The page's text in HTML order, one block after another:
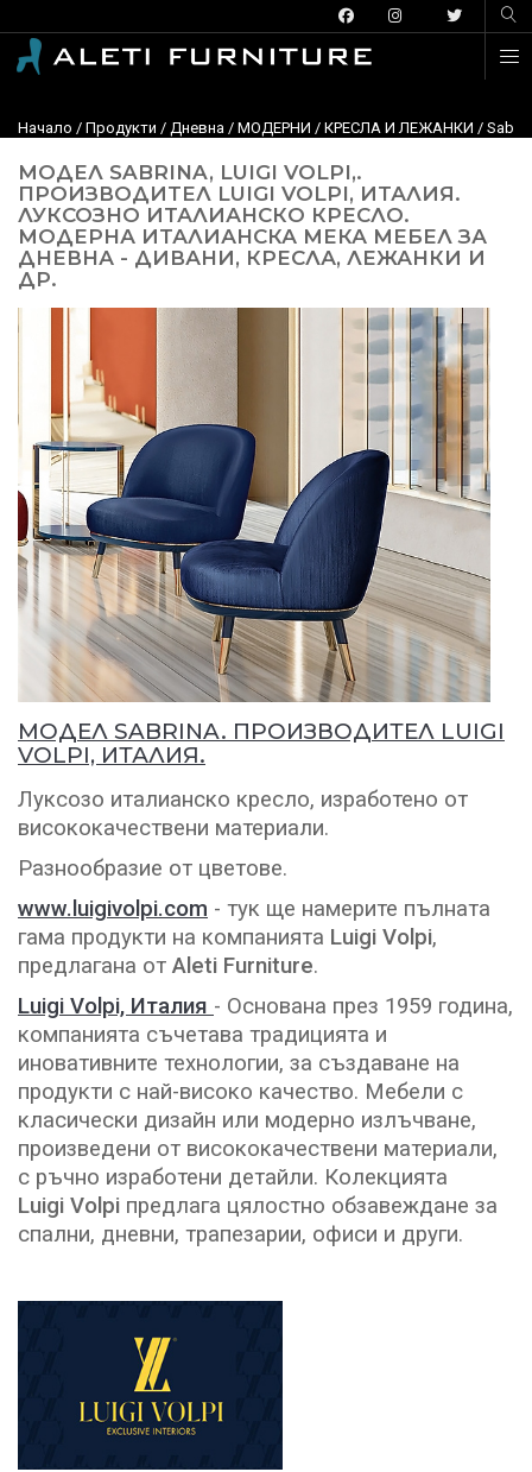
Начало / Продукти / Дневна / МОДЕРНИ / КРЕСЛА И ЛЕЖАНКИ /
МОДЕЛ SABRINA, LUIGI VOLPI,.
ПРОИЗВОДИТЕЛ LUIGI VOLPI, ИТАЛИЯ.
ЛУКСОЗНО ИТАЛИАНСКО КРЕСЛО.
МОДЕРНА ИТАЛИАНСКА МЕКА МЕБЕЛ ЗА
ДНЕВНА - ДИВАНИ, КРЕСЛА, ЛЕЖАНКИ И
ДР.
МОДЕЛ SABRINA. ПРОИЗВОДИТЕЛ LUIGI
VOLPI, ИТАЛИЯ.
Луксозо италианско кресло, изработено от
висококачествени материали.
Разнообразие от цветове.
www.luigivolpi.com - тук ще намерите пълната
гама продукти на компанията Luigi Volpi,
предлагана от Aleti Furniture.
Luigi Volpi, Италия - Основана през 1959 година,
компанията съчетава традицията и
иновативните технологии, за създаване на
продукти с най-високо качество. Мебели с
класически дизайн или модерно излъчване,
произведени от висококачествени материали,
с ръчно изработени детайли. Колекцията
Luigi Volpi предлага цялостно обзавеждане за
спални, дневни, трапезарии, офиси и други.